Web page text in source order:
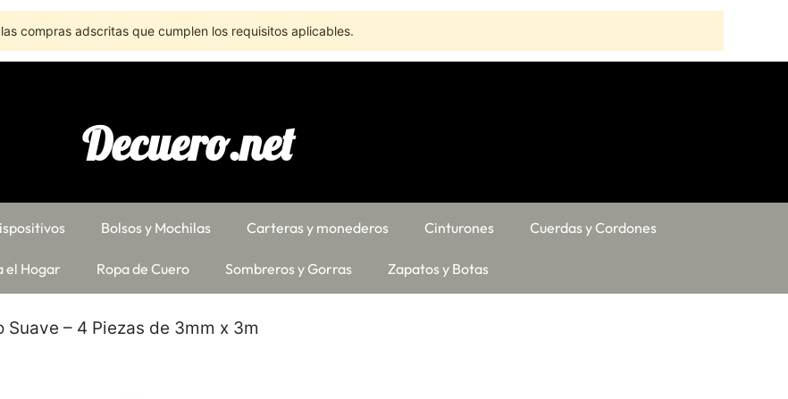
compras adscritas que cumplen los requisitos aplicables.
Decuero.net
Bolsos y Mochilas Carteras y monederos Cinturones Cuerdas y Cordones
el Hogar Ropa de Cuero Sombreros y Gorras Zapatos y Botas
Suave – 4 Piezas de 3mm x 3m